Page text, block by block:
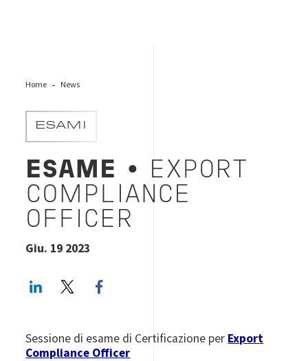
Home News
ESAMI
ESAME •
EXPORT
COMPLIANCE
OFFICER
Giu. 19 2023
LinkedInTwitter
Sessione di esame di Certificazione per Export
Compliance Officer